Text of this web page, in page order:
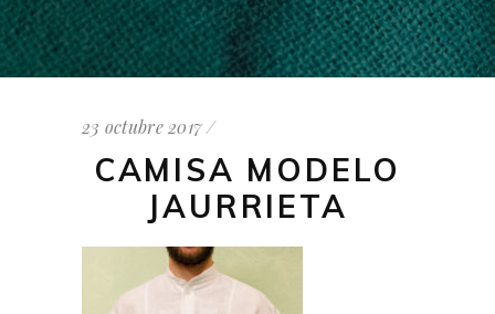
23 octubre 2017
CAMISA MODELO
JAURRIETA